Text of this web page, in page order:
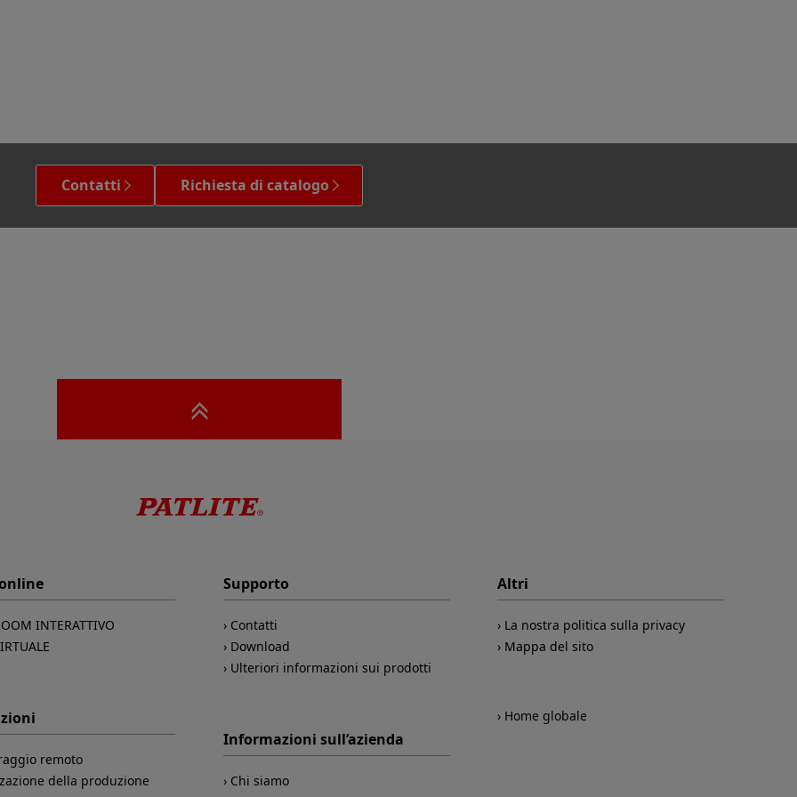
Contatti Richiesta di catalogo
INTERATTIVO
remoto
della produzione
Supporto
Contatti
Download
Ulteriori informazioni sui prodotti
Informazioni sull’azienda
Chi siamo
Altri
La nostra politica sulla privacy
Mappa del sito
Home globale